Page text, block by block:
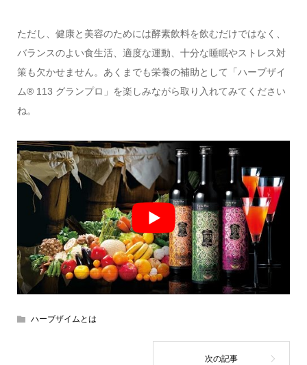
ただし、健康と美容のためには酵素飲料を飲むだけではなく、
バランスのよい食生活、適度な運動、十分な睡眠やストレス対
策も欠かせません。あくまでも栄養の補助として「ハーブザイ
ム® 113 グランプロ」を楽しみながら取り入れてみてください
ね。
ハーブザイムとは